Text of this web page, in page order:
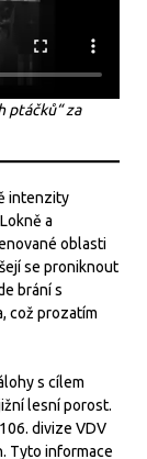
ptáčků“ za
intenzity
a
oblasti
se proniknout
brání s
což prozatím
s cílem
lesní porost.
divize VDV
Tyto informace